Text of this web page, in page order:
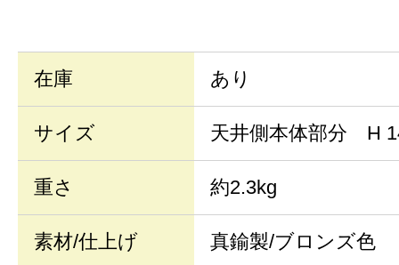
在庫 あり
サイズ 天井側本体部分 H
重さ 約2.3kg
素材/仕上げ 真鍮製/ブロンズ色